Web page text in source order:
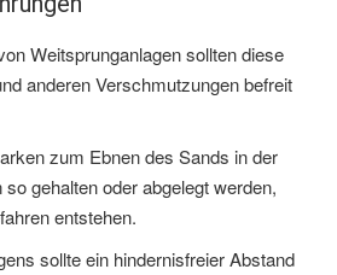
Weitsprunganlagen sollten diese
anderen Verschmutzungen befreit
zum Ebnen des Sands in der
gehalten oder abgelegt werden,
entstehen.
sollte ein hindernisfreier Abstand